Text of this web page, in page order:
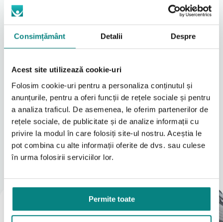
Consimțământ Detalii Despre
Acest site utilizează cookie-uri
Folosim cookie-uri pentru a personaliza conținutul și
anunțurile, pentru a oferi funcții de rețele sociale și pentru
a analiza traficul. De asemenea, le oferim partenerilor de
rețele sociale, de publicitate și de analize informații cu
privire la modul în care folosiți site-ul nostru. Aceștia le
pot combina cu alte informații oferite de dvs. sau culese
în urma folosirii serviciilor lor.
Permite toate
Perna contribuie la distribuirea mai uniforma a
presiunii pe suprafata de contact, reducand
disconfortul aparut in timpul utilizarii indelungate.
Materialul elastic permite adaptarea la forma corpului
copilului, fara a crea puncte de presiune.
zilnic, fara a modifica configuratia principala a
caruciorului.
Confort si sustinere in utilizarea zilnica
Perna elastico poate fi utilizata atat in interior, cat si
in exterior, fiind potrivita pentru plimbari, deplasari
sau activitati zilnice. Ajuta copilul sa mentina o pozitie
mai relaxata si mai stabila in sezut.
Din perspectiva practica, acest accesoriu
completeaza sistemul de baza al caruciorului si
Caracteristici principale
Material elastic pentru adaptare la forma
Citeşte mai mult
Locațiile noastre
București